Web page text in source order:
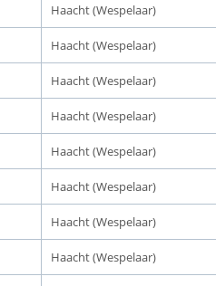
Haacht (Wespelaar)
Haacht (Wespelaar)
Haacht (Wespelaar)
Haacht (Wespelaar)
Haacht (Wespelaar)
Haacht (Wespelaar)
Haacht (Wespelaar)
Haacht (Wespelaar)